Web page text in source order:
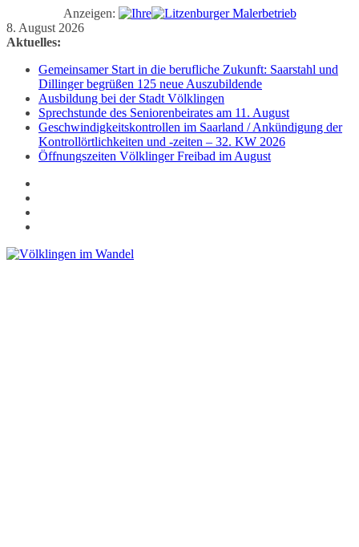
Anzeigen:
Zum
Inhalt
8. August 2026
Aktuelles:
Gemeinsamer Start in die berufliche Zukunft: Saarstahl und
Dillinger begrüßen 125 neue Auszubildende
Ausbildung bei der Stadt Völklingen
Sprechstunde des Seniorenbeirates am 11. August
Geschwindigkeitskontrollen im Saarland / Ankündigung der
Kontrollörtlichkeiten und -zeiten – 32. KW 2026
Öffnungszeiten Völklinger Freibad im August